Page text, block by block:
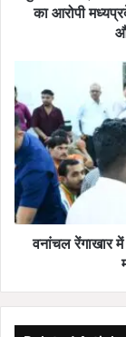
ग
बा
लि
का
के
अ
प
ह
शा
का आरोपी
नां
च
ल
रें
गा
खा
र
में
वनांचल रेंगाखार